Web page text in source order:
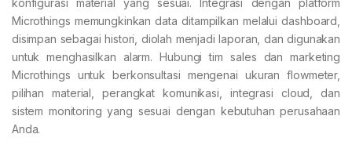
konfigurasi material yang sesuai. Integrasi dengan platform
Microthings memungkinkan data ditampilkan melalui dashboard,
disimpan sebagai histori, diolah menjadi laporan, dan digunakan
untuk menghasilkan alarm. Hubungi tim sales dan marketing
Microthings untuk berkonsultasi mengenai ukuran flowmeter,
pilihan material, perangkat komunikasi, integrasi cloud, dan
sistem monitoring yang sesuai dengan kebutuhan perusahaan
Anda.